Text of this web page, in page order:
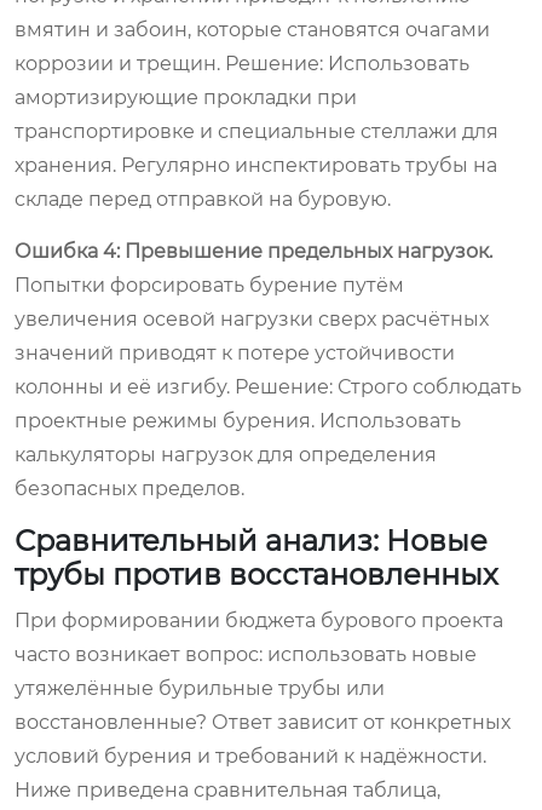
вмятин и забоин, которые становятся очагами
коррозии и трещин. Решение: Использовать
амортизирующие прокладки при
транспортировке и специальные стеллажи для
хранения. Регулярно инспектировать трубы на
складе перед отправкой на буровую.
Ошибка 4: Превышение предельных нагрузок.
Попытки форсировать бурение путём
увеличения осевой нагрузки сверх расчётных
значений приводят к потере устойчивости
колонны и её изгибу. Решение: Строго соблюдать
проектные режимы бурения. Использовать
калькуляторы нагрузок для определения
безопасных пределов.
Сравнительный анализ: Новые
трубы против восстановленных
При формировании бюджета бурового проекта
часто возникает вопрос: использовать новые
утяжелённые бурильные трубы или
восстановленные? Ответ зависит от конкретных
условий бурения и требований к надёжности.
Ниже приведена сравнительная таблица,